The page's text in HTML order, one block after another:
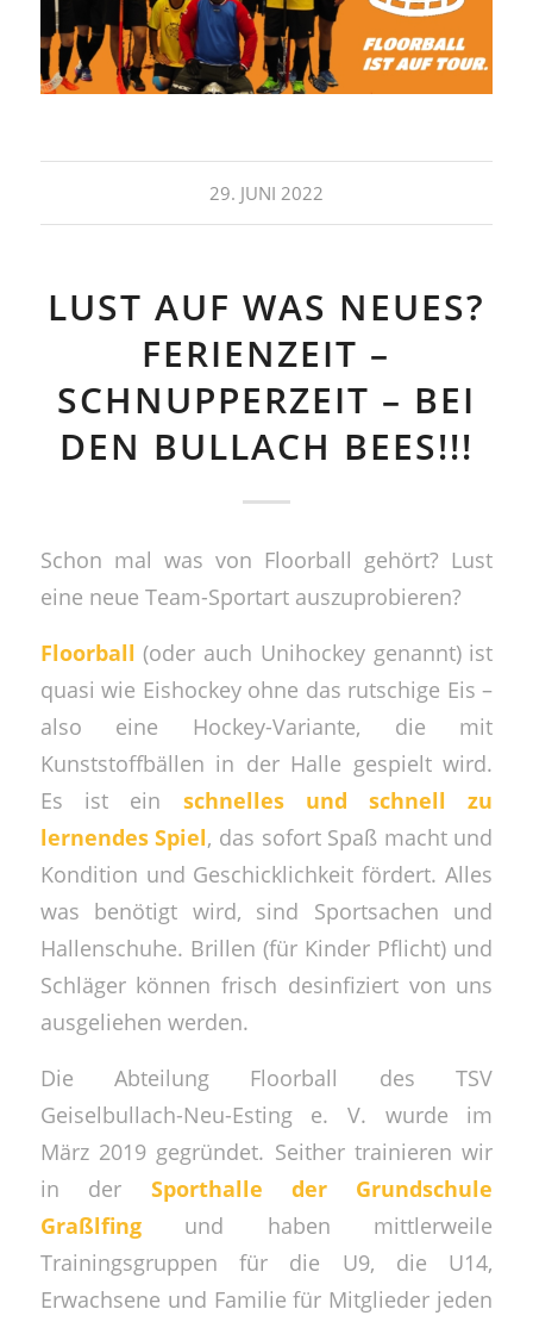
29. JUNI 2022
LUST AUF WAS NEUES?
FERIENZEIT –
SCHNUPPERZEIT – BEI
DEN BULLACH BEES!!!
Schon mal was von Floorball gehört? Lust
eine neue Team-Sportart auszuprobieren?
Floorball (oder auch Unihockey genannt) ist
quasi wie Eishockey ohne das rutschige Eis –
also eine Hockey-Variante, die mit
Kunststoffbällen in der Halle gespielt wird.
Es ist ein schnelles und schnell zu
lernendes Spiel, das sofort Spaß macht und
Kondition und Geschicklichkeit fördert. Alles
was benötigt wird, sind Sportsachen und
Hallenschuhe. Brillen (für Kinder Pflicht) und
Schläger können frisch desinfiziert von uns
ausgeliehen werden.
Die Abteilung Floorball des TSV
Geiselbullach-Neu-Esting e. V. wurde im
März 2019 gegründet. Seither trainieren wir
in der Sporthalle der Grundschule
Graßlfingund haben mittlerweile
Trainingsgruppen für die U9, die U14,
Erwachsene und Familie für Mitglieder jeden